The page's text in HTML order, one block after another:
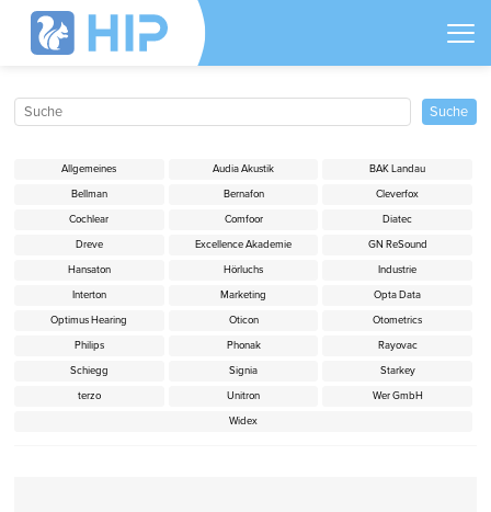
Allgemeines Audia Akustik
BAK Landau
Bellman
Bernafon
Cleverfox
Cochlear
Comfoor
Diatec
Dreve
Excellence Akademie
GN ReSound
Hansaton
Hörluchs
Industrie
Interton
Marketing
Opta Data
Optimus Hearing
Oticon
Otometrics
Philips
Phonak
Rayovac
Schiegg
Signia
Starkey
terzo
Unitron
Wer GmbH
Widex